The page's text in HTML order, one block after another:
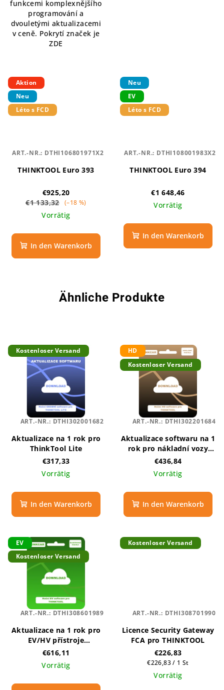
funkcemi komplexnějšího
programování a
dvouletými aktualizacemi
v ceně. Pokrytí značek je
ZDE
Aktion
Neu
Léto s FCD
THINKTOOL Euro 393
€925,20
€1 133,32 (–18 %)
Vorrätig
In den Warenkorb
ART.-NR.: DTHI106801971X2
Neu
EV
Léto s FCD
THINKTOOL Euro 394
€1 648,46
Vorrätig
In den Warenkorb
ART.-NR.: DTHI108001983X2
Ähnliche Produkte
Kostenloser Versand
Aktualizace na 1 rok pro
ThinkTool Lite
€317,33
Vorrätig
In den Warenkorb
ART.-NR.: DTHI302001682
HD
Kostenloser Versand
Aktualizace softwaru na 1
rok pro nákladní vozy
přístrojů ThinkTool
€436,84
Vorrätig
In den Warenkorb
ART.-NR.: DTHI302201684
EV
Kostenloser Versand
Aktualizace na 1 rok pro
EV/HV přístroje
THINKTOOL
€616,11
Vorrätig
ART.-NR.: DTHI308601989
Kostenloser Versand
Licence Security Gateway
FCA pro THINKTOOL
€226,83
Verkaufspreis:
€226,83 / 1 St
Vorrätig
ART.-NR.: DTHI308701990